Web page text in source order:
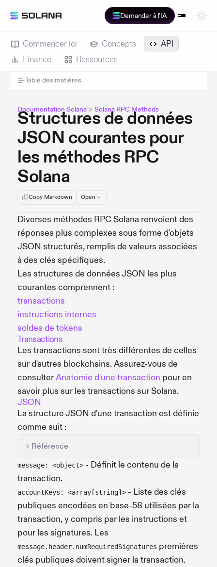
Demander à l'IA
Commencer ici Concepts
API
Finance
Ressources
Table des matières
Documentation Solana Solana RPC Methods
Structures de données
JSON courantes pour
les méthodes RPC
Solana
Copy Markdown Open
Diverses méthodes RPC Solana renvoient des
réponses plus complexes sous forme d'objets
JSON structurés, remplis de valeurs associées
à des clés spécifiques.
Les structures de données JSON les plus
courantes comprennent :
transactions
instructions internes
soldes de tokens
Transactions
Les transactions sont très différentes de celles
sur d'autres blockchains. Assurez-vous de
consulterAnatomie d'une transaction pour en
savoir plus sur les transactions sur Solana.
JSON
La structure JSON d'une transaction est définie
comme suit :
Référence
message: <object> - Définit le contenu de la
transaction.
accountKeys: <array[string]> - Liste des clés
publiques encodées en base-58 utilisées par la
transaction, y compris par les instructions et
pour les signatures. Les
message.header.numRequiredSignatures premières
clés publiques doivent signer la transaction.